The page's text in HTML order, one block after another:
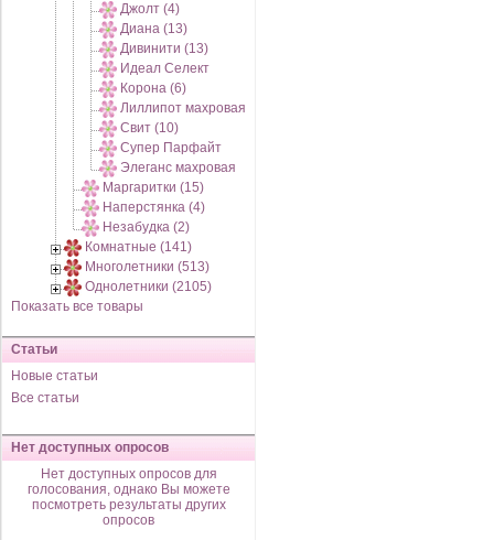
Джолт (4)
Диана (13)
Дивинити (13)
Идеал Селект
Корона (6)
Лиллипот махровая
Свит (10)
Супер Парфайт
Элеганс махровая
Маргаритки (15)
Наперстянка (4)
Незабудка (2)
Комнатные (141)
Многолетники (513)
Однолетники (2105)
Показать все товары
Статьи
Новые статьи
Все статьи
Нет доступных опросов
Нет доступных опросов для
голосования, однако Вы можете
посмотреть результаты других
опросов